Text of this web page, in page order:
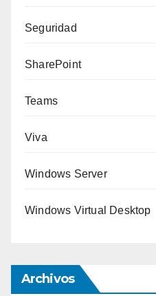
Seguridad
SharePoint
Teams
Viva
Windows Server
Windows Virtual Desktop
Archivos